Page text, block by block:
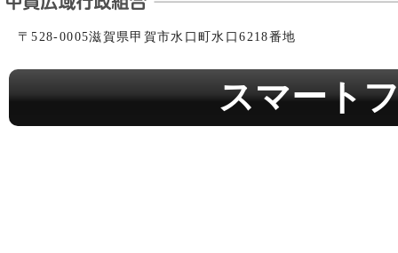
〒528-0005滋賀県甲賀市水口町水口6218番地
スマート